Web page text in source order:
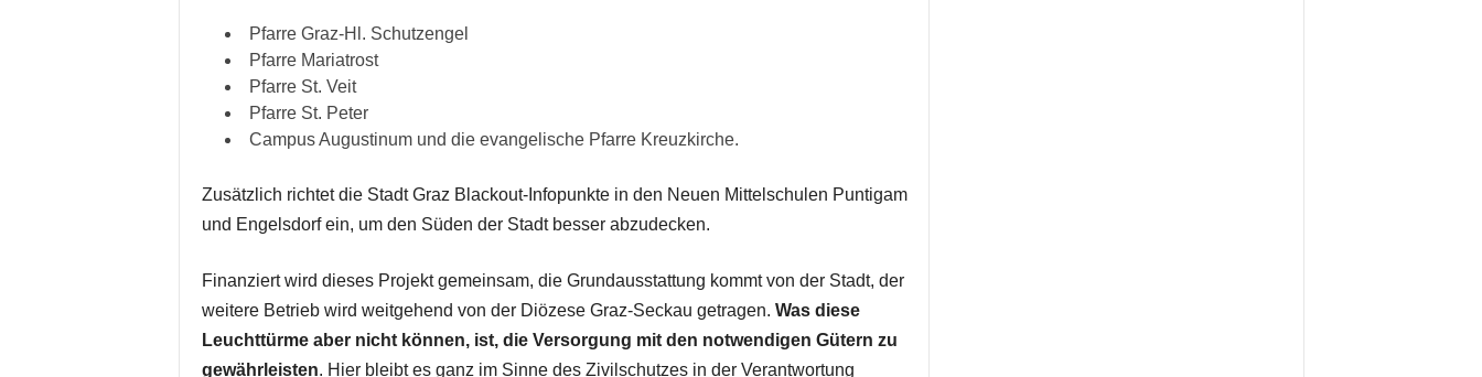
Pfarre Graz-Hl. Schutzengel
Pfarre Mariatrost
Pfarre St. Veit
Pfarre St. Peter
Campus Augustinum und die evangelische Pfarre Kreuzkirche.
Zusätzlich richtet die Stadt Graz Blackout-Infopunkte in den Neuen Mittelschulen Puntigam
und Engelsdorf ein, um den Süden der Stadt besser abzudecken.
Finanziert wird dieses Projekt gemeinsam, die Grundausstattung kommt von der Stadt, der
weitere Betrieb wird weitgehend von der Diözese Graz-Seckau getragen. Was diese
Leuchttürme aber nicht können, ist, die Versorgung mit den notwendigen Gütern zu
gewährleisten. Hier bleibt es ganz im Sinne des Zivilschutzes in der Verantwortung